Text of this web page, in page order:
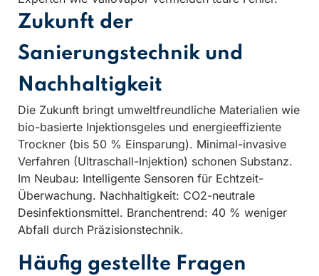
Zukunft der
Sanierungstechnik und
Nachhaltigkeit
Die Zukunft bringt umweltfreundliche Materialien wie
bio-basierte Injektionsgeles und energieeffiziente
Trockner (bis 50 % Einsparung). Minimal-invasive
Verfahren (Ultraschall-Injektion) schonen Substanz.
Im Neubau: Intelligente Sensoren für Echtzeit-
Überwachung. Nachhaltigkeit: CO2-neutrale
Desinfektionsmittel. Branchentrend: 40 % weniger
Abfall durch Präzisionstechnik.
Häufig gestellte Fragen